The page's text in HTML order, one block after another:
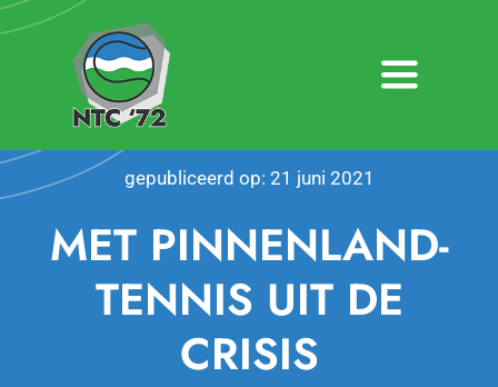
Ga
naar
Toggle
Home
Over NTC ’72
gepubliceerd op: 21 juni 2021
MET PINNENLAND-
TENNIS UIT DE
CRISIS